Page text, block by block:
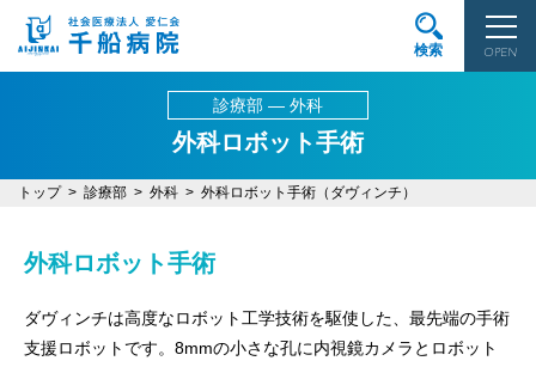
OPEN
検索
診療部 ― 外科
外科ロボット手術
トップ 診療部 外科 外科ロボット手術（ダヴィンチ）
外科ロボット手術
ダヴィンチは高度なロボット工学技術を駆使した、最先端の手術
支援ロボットです。8mmの小さな孔に内視鏡カメラとロボット